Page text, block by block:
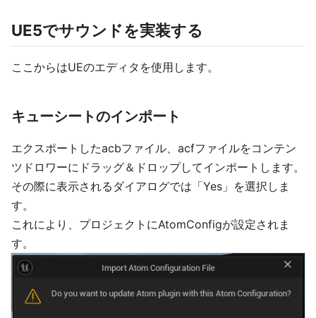
UE5でサウンドを実装する
ここからはUEのエディタを使用します。
キューシートのインポート
エクスポートしたacbファイル、acfファイルをコンテン
ツドロワーにドラッグ＆ドロップしてインポートします。
その際に表示されるダイアログでは「Yes」を選択しま
す。
これにより、プロジェクトにAtomConfigが設定されま
す。